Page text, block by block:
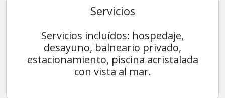
Servicios
Servicios incluídos: hospedaje,
desayuno, balneario privado,
estacionamiento, piscina acristalada
con vista al mar.